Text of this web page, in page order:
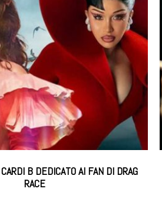
B DEDICATO AI FAN DI DRAG
RACE